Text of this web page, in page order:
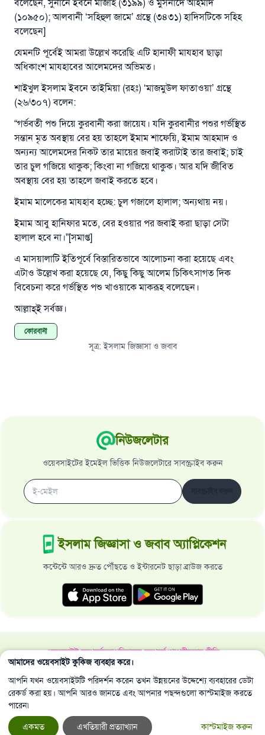
বলেছেন, সুনানে ইবনে মাজাহ (৩১৯৯) ও মুসনাদে আহমাদ
(১০৯৫০); আলবানী ‘সহিহুল জামে’ গ্রন্থে (৩৪৩১) হাদিসটিকে সহিহ
বলেছেন]
যেমনটি পূর্বেই আমরা উল্লেখ করেছি এটি হানাফী মাযহাব ছাড়া
অধিকাংশ মাযহাবের আলেমদের অভিমত।
শাইখুল ইসলাম ইবনে তাইমিয়া (রহঃ) ‘মাজমুউল ফাতাওয়া’ গ্রন্থে
(২৬/৩০৭) বলেন:
“গর্ভবতী পশু দিয়ে কুরবানী করা জায়েয। যদি কুরবানীর পশুর গর্ভস্থিত
সন্তান মৃত অবস্থায় বের হয় তাহলে ইমাম শাফেয়ি, ইমাম আহমাদ ও
অন্যন্য আলেমদের নিকট তার মায়ের জবাই করাটাই তার জবাই; চাই
তার চুল গজিয়ে থাকুক; কিংবা না গজিয়ে থাকুক। আর যদি জীবিত
অবস্থায় বের হয় তাহলে জবাই করতে হবে।
ইমাম মালেকের মাযহাব হচ্ছে: চুল গজালে হালাল; অন্যথায় নয়।
ইমাম আবু হানিফার মতে, বের হওয়ার পর জবাই করা ছাড়া সেটা
হালাল হবে না।”[সমাপ্ত]
এ মাসয়ালাটি ইতিপূর্বে বিস্তারিতভাবে আলোচনা করা হয়েছে এবং
এটাও উল্লেখ করা হয়েছে যে, কিছু কিছু আলেম চিকিৎসাগত দিক
বিবেচনা করে গর্ভস্থিত পশু খাওয়াকে মাকরূহ বলেছেন।
আল্লাহ্‌ই সর্বজ্ঞ।
কোরবানী
সূত্র:ইসলাম জিজ্ঞাসা ও জবাব
নিউজলেটার
ওয়েবসাইটের ইমেইল ভিত্তিক নিউজলেটারে সাবস্ক্রাইব করুন
ইসলাম জিজ্ঞাসা ও জবাব অ্যাপ্লিকেশন
কন্টেন্টে আরও দ্রুত পৌঁছতে ও ইন্টারনেট ছাড়া ব্রাউজ করতে
ওয়েবসাইট সম্পর্কেমহাপরিচালক সম্পর্কেগোপনীয়তার নীতি
সর্বস্বত্ব ইসলাম জিজ্ঞাসা ও জবাব ওয়েবসাইট কর্তৃক সংরক্ষিত 1997-2025 ©
আমাদের ওয়েবসাইট কুকিজ ব্যবহার করে।
আপনি যখন ওয়েবসাইটটি পরিদর্শন করেন তখন উন্নয়নের উদ্দেশ্যে ব্যবহারের ডেটা
রেকর্ড করা হয়। আপনি আরও জানতে এবং আপনার পছন্দগুলো কাস্টমাইজ করতে
পারেন৷
কাস্টমাইজ করুন
এখতিয়ারী প্রত্যাখ্যান
একমত